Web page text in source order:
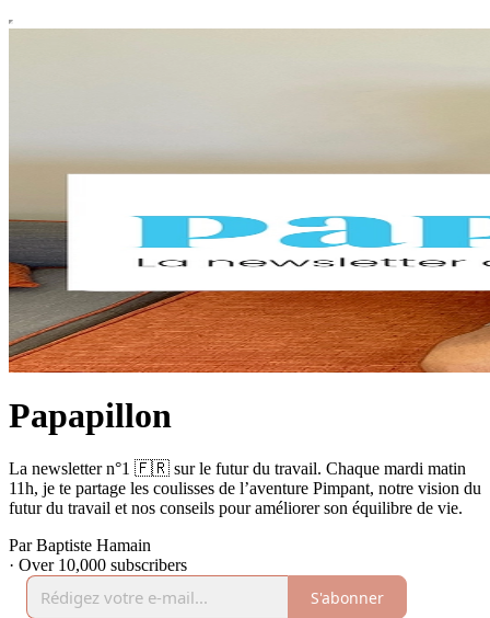
Papapillon
La newsletter n°1 🇫🇷 sur le futur du travail. Chaque mardi matin
11h, je te partage les coulisses de l’aventure Pimpant, notre vision du
futur du travail et nos conseils pour améliorer son équilibre de vie.
Par Baptiste Hamain
· Over 10,000 subscribers
S'abonner